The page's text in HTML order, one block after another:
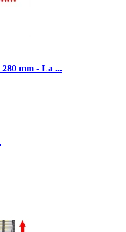
mm - La ...